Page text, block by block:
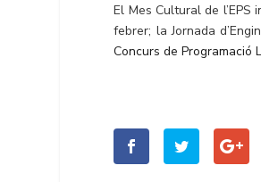
El Mes Cultural de
febrer; la Jornada
Concurs de Programació